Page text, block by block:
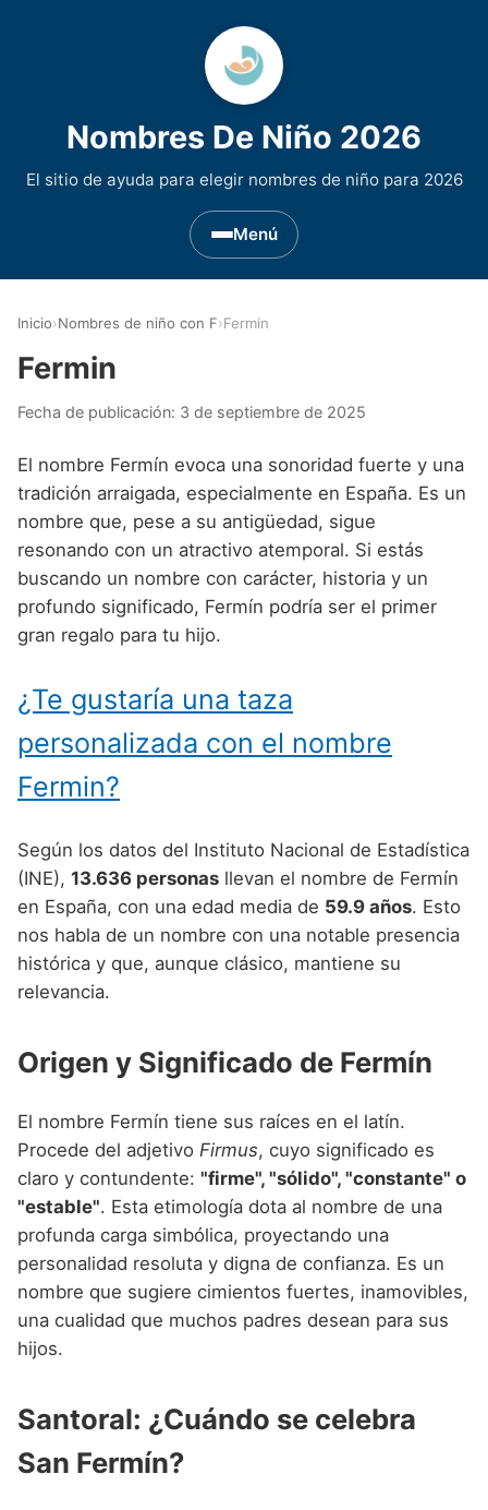
Nombres De Niño 2026
El sitio de ayuda para elegir nombres de niño para 2026
Menú
Nombres de niño que empiezan por D
Nombres de niño que empiezan por E
Nombres de niño que empiezan por F
Nombres de niño que empiezan por G
Nombres de niño que empiezan por H
Nombres de niño que empiezan por I
Nombres de niño que empiezan por J
Nombres de niño que empiezan por K
Nombres de niño que empiezan por M
Nombres de niño que empiezan por N
Nombres de niño que empiezan por O
Nombres de niño que empiezan por R
Nombres de niño que empiezan por S
Nombres de niño que empiezan por T
Nombres de niño que empiezan por U
Nombres de niño que empiezan por V
Nombres de niño que empiezan por W
Nombres de niño que empiezan por X
Nombres de niño que empiezan por Z
Nombres de Niño Baleares
Nombres de Niño Canarios
Nombres de Niño Cantabros
Nombres de Niño Castellanos
Nombres de Niño Catalanes
Nombres de Niño Extremeños
Nombres de Niño Murcianos
Nombres de Niño Navarros
Nombres de Niño Riojanos
Nombres de Niño Celtas
Nombres de Niño Egipcios
Nombres de Niño Griegos
Nombres de Niño Mitologicos
Nombres de Niño Vikingos
Nombres de Niño Alemanes
Nombres de Niño Americanos
Nombres de Niño Arabes
Nombres de Niño Chinos
Nombres de Niño Hispanoamericanos
Nombres de Niño Ingleses
Nombres de Niño Judíos
Nombres de Niño Marroquíes
Nombres de Niño Portugueses
Nombres de Niño Suecos
Buscar
Inicio›Nombres de niño con F›Fermin
Fermin
Fecha de publicación: 3 de septiembre de 2025
El nombre Fermín evoca una sonoridad fuerte y una
tradición arraigada, especialmente en España. Es un
nombre que, pese a su antigüedad, sigue
resonando con un atractivo atemporal. Si estás
buscando un nombre con carácter, historia y un
profundo significado, Fermín podría ser el primer
gran regalo para tu hijo.
¿Te gustaría una taza
personalizada con el nombre
Fermin?
Según los datos del Instituto Nacional de Estadística
(INE), 13.636 personas llevan el nombre de Fermín
en España, con una edad media de 59.9 años. Esto
nos habla de un nombre con una notable presencia
histórica y que, aunque clásico, mantiene su
relevancia.
Origen y Significado de Fermín
El nombre Fermín tiene sus raíces en el latín.
Procede del adjetivo Firmus, cuyo significado es
claro y contundente: "firme", "sólido", "constante" o
"estable". Esta etimología dota al nombre de una
profunda carga simbólica, proyectando una
personalidad resoluta y digna de confianza. Es un
nombre que sugiere cimientos fuertes, inamovibles,
una cualidad que muchos padres desean para sus
hijos.
Santoral: ¿Cuándo se celebra
San Fermín?